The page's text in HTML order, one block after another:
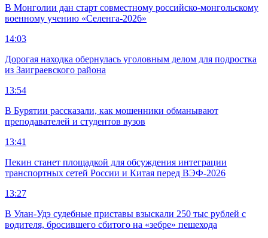
В Монголии дан старт совместному российско-монгольскому
военному учению «Селенга-2026»
14:03
Дорогая находка обернулась уголовным делом для подростка
из Заиграевского района
13:54
В Бурятии рассказали, как мошенники обманывают
преподавателей и студентов вузов
13:41
Пекин станет площадкой для обсуждения интеграции
транспортных сетей России и Китая перед ВЭФ-2026
13:27
В Улан-Удэ судебные приставы взыскали 250 тыс рублей с
водителя, бросившего сбитого на «зебре» пешехода